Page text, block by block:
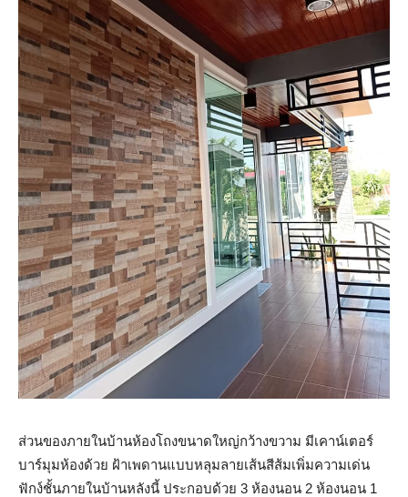
ส่วนของภายในบ้านห้องโถงขนาดใหญ่กว้างขวาม มีเคาน์เตอร์
บาร์มุมห้องด้วย ฝ้าเพดานแบบหลุมลายเส้นสีส้มเพิ่มความเด่น
ฟักง์ชั้นภายในบ้านหลังนี้ ประกอบด้วย 3 ห้องนอน 2 ห้องนอน 1